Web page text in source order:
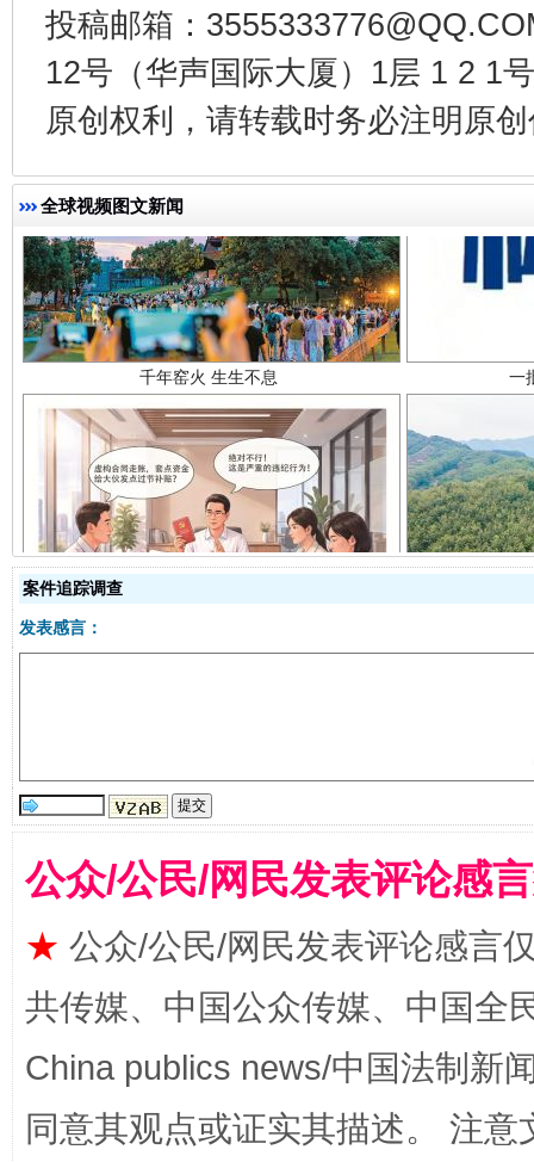
投稿邮箱：
12号（华声国际大厦）1层 1 2 1
原创权利，请转载时务必注明原
全球视频图文新闻
千年窑火 生生不息 一
揭开“小金库”的免责幌子
受贿1.44亿！段成刚被判无期 从幼
案件追踪调查
发表感言：
公众/公民/网民发表评论感
★ 公众/公民/网民发表评论感言
共传媒、中国公众传媒、中国全
China publics news/中国法制新
同意其观点或证实其描述。 注